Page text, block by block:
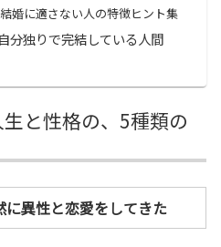
婚に適さない人の特徴ヒント集
分独りで完結している人間
と性格の、5種類の
に異性と恋愛をしてきた